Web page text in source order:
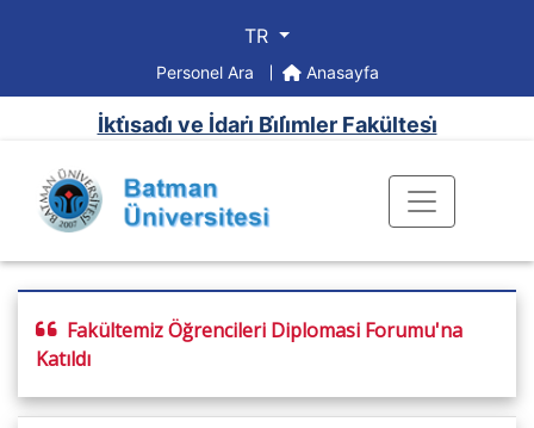
TR
Personel Ara Anasayfa
İkti̇sadi̇ ve İdari̇ Bi̇li̇mler Fakültesi̇
Fakültemiz Öğrencileri Diplomasi Forumu'na
Katıldı